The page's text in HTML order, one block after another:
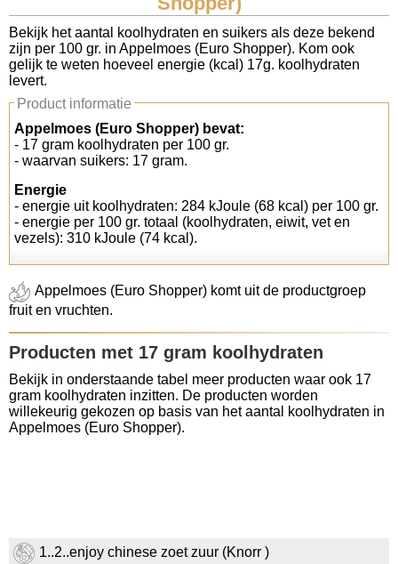
Koolhydraten tellen
Links
Bekijk het aantal koolhydraten en suikers als deze bekend
zijn per 100 gr. in Appelmoes (Euro Shopper). Kom ook
gelijk te weten hoeveel energie (kcal) 17g. koolhydraten
levert.
Product informatie
Appelmoes (Euro Shopper) bevat:
- 17 gram koolhydraten per 100 gr.
- waarvan suikers: 17 gram.
Energie
- energie uit koolhydraten: 284 kJoule (68 kcal) per 100 gr.
- energie per 100 gr. totaal (koolhydraten, eiwit, vet en
vezels): 310 kJoule (74 kcal).
Appelmoes (Euro Shopper) komt uit de productgroep
fruit en vruchten.
Producten met 17 gram koolhydraten
Bekijk in onderstaande tabel meer producten waar ook 17
gram koolhydraten inzitten. De producten worden
willekeurig gekozen op basis van het aantal koolhydraten in
Appelmoes (Euro Shopper).
1..2..enjoy chinese zoet zuur (Knorr )